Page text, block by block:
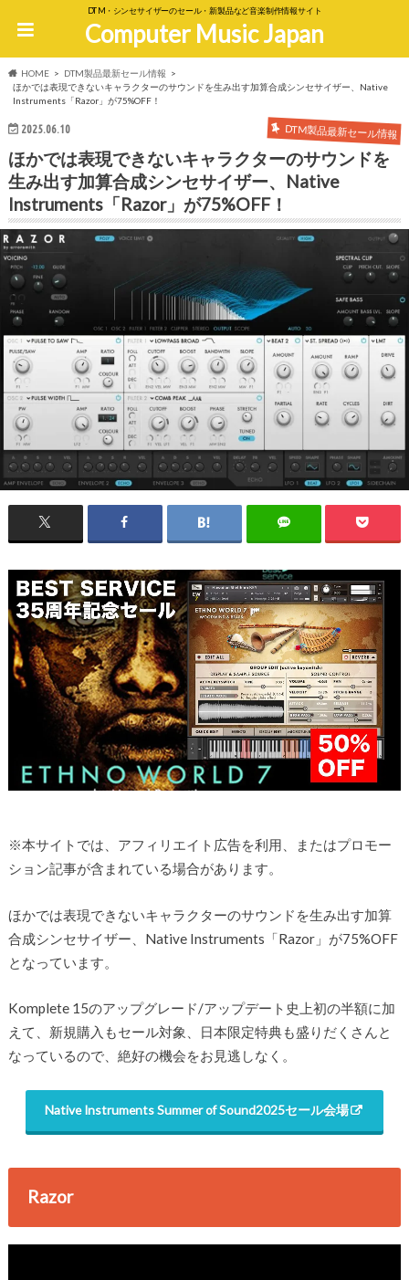
DTM・シンセサイザーのセール・新製品など音楽制作情報サイト
Computer Music Japan
HOME
DTM製品最新セール情報
ほかでは表現できないキャラクターのサウンドを生み出す加算合成シンセサイザー、Native
Instruments「Razor」が75%OFF！
2025.06.10 DTM製品最新セール情報
ほかでは表現できないキャラクターのサウンドを
生み出す加算合成シンセサイザー、Native
Instruments「Razor」が75%OFF！
※本サイトでは、アフィリエイト広告を利用、またはプロモー
ション記事が含まれている場合があります。
ほかでは表現できないキャラクターのサウンドを生み出す加算
合成シンセサイザー、Native Instruments「Razor」が75%OFF
となっています。
Komplete 15のアップグレード/アップデート史上初の半額に加
えて、新規購入もセール対象、日本限定特典も盛りだくさんと
なっているので、絶好の機会をお見逃しなく。
Native Instruments Summer of Sound2025セール会場
Razor